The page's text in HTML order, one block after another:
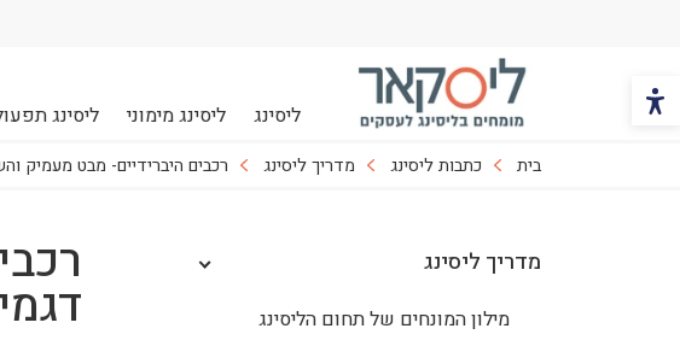
הכפתור משנה את צבעי הקונטרסט ליסינג ליסינג מימוני ליסינג
בית כתבות ליסינג מדריך ליסינג רכבים היברידיים- מבט מעמיק
מדריך ליסינג
מילון המונחים של תחום הליסינג